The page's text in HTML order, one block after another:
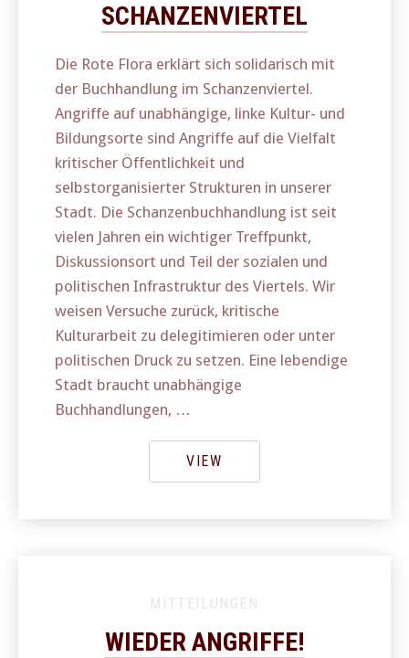
SCHANZENVIERTEL
Die Rote Flora erklärt sich solidarisch mit
der Buchhandlung im Schanzenviertel.
Angriffe auf unabhängige, linke Kultur- und
Bildungsorte sind Angriffe auf die Vielfalt
kritischer Öffentlichkeit und
selbstorganisierter Strukturen in unserer
Stadt. Die Schanzenbuchhandlung ist seit
vielen Jahren ein wichtiger Treffpunkt,
Diskussionsort und Teil der sozialen und
politischen Infrastruktur des Viertels. Wir
weisen Versuche zurück, kritische
Kulturarbeit zu delegitimieren oder unter
politischen Druck zu setzen. Eine lebendige
Stadt braucht unabhängige
Buchhandlungen, …
VIEW
MITTEILUNGEN
WIEDER ANGRIFFE!